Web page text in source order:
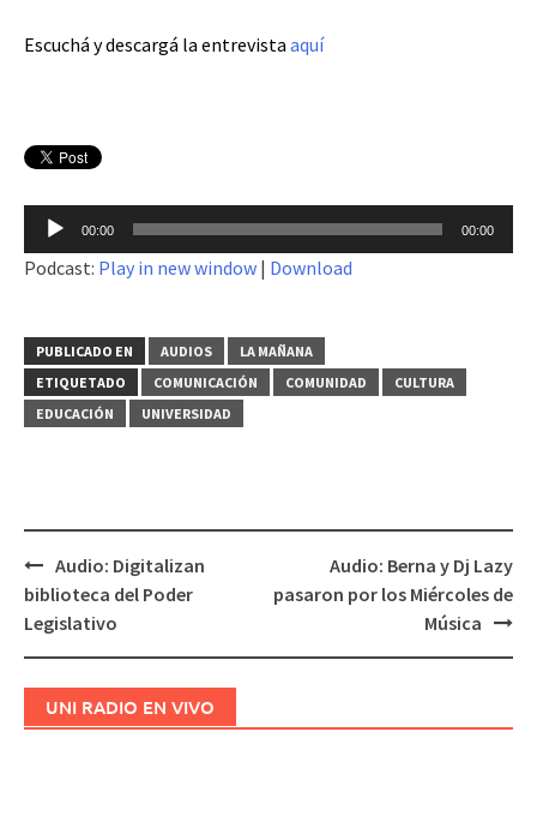
Escuchá y descargá la entrevista aquí
Reproductor
de
audio
00:00 00:00
Podcast: Play in new window | Download
PUBLICADO EN AUDIOS
LA MAÑANA
ETIQUETADO
COMUNICACIÓN COMUNIDAD
CULTURA
EDUCACIÓN
UNIVERSIDAD
Navegación
de
entradas
Audio: Digitalizan
biblioteca del Poder
Legislativo
Audio: Berna y Dj Lazy
pasaron por los Miércoles de
Música
UNI RADIO EN VIVO